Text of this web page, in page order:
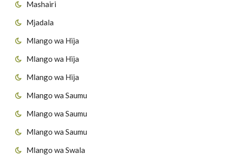
Mashairi
Mjadala
Mlango wa Hija
Mlango wa Hija
Mlango wa Hija
Mlango wa Saumu
Mlango wa Saumu
Mlango wa Saumu
Mlango wa Swala